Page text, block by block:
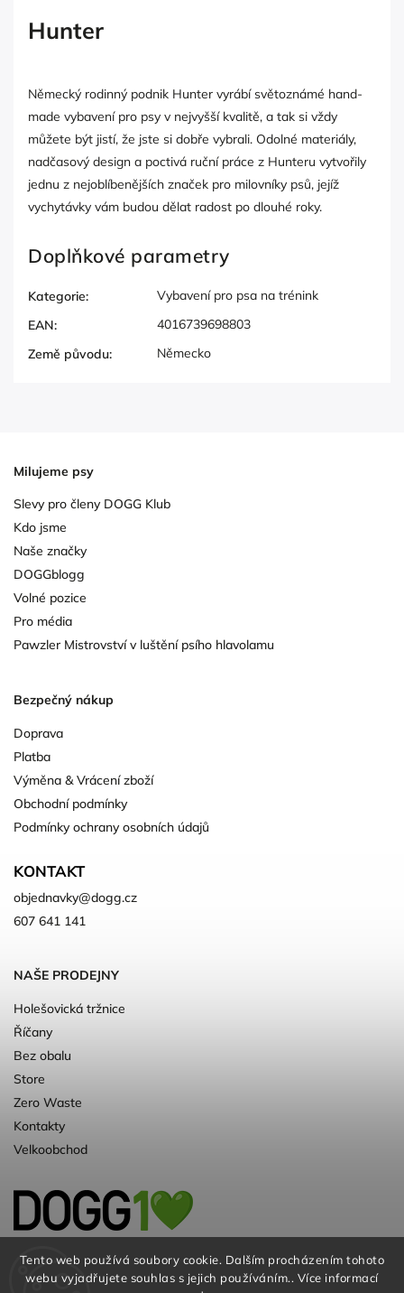
Tento web používá soubory cookie. Dalším procházením tohoto
webu vyjadřujete souhlas s jejich používáním.. Více informací
Hunter
Německý rodinný podnik Hunter vyrábí světoznámé hand-
made vybavení pro psy v nejvyšší kvalitě, a tak si vždy
můžete být jistí, že jste si dobře vybrali. Odolné materiály,
nadčasový design a poctivá ruční práce z Hunteru vytvořily
jednu z nejoblíbenějších značek pro milovníky psů, jejíž
vychytávky vám budou dělat radost po dlouhé roky.
Doplňkové parametry
Kategorie:
Vybavení pro psa na trénink
EAN:
4016739698803
Země původu: Německo
Milujeme psy
Slevy pro členy DOGG Klub
Kdo jsme
Naše značky
DOGGblogg
Volné pozice
Pro média
Pawzler Mistrovství v luštění psího hlavolamu
Bezpečný nákup
Doprava
Platba
Výměna & Vrácení zboží
Obchodní podmínky
Podmínky ochrany osobních údajů
KONTAKT
objednavky@dogg.cz
607 641 141
NAŠE PRODEJNY
Holešovická tržnice
Říčany
Bez obalu
Store
Zero Waste
Kontakty
Velkoobchod
Kvalitní a ♻️eko chovatelské potřeby pro
psy. Už 10 let